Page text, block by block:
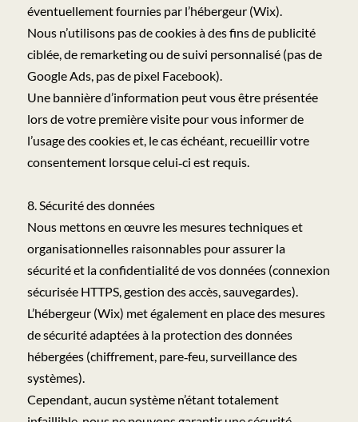
éventuellement fournies par l’hébergeur (Wix).
Nous n’utilisons pas de cookies à des fins de publicité
ciblée, de remarketing ou de suivi personnalisé (pas de
Google Ads, pas de pixel Facebook).
Une bannière d’information peut vous être présentée
lors de votre première visite pour vous informer de
l’usage des cookies et, le cas échéant, recueillir votre
consentement lorsque celui‑ci est requis.
8. Sécurité des données
Nous mettons en œuvre les mesures techniques et
organisationnelles raisonnables pour assurer la
sécurité et la confidentialité de vos données (connexion
sécurisée HTTPS, gestion des accès, sauvegardes).
L’hébergeur (Wix) met également en place des mesures
de sécurité adaptées à la protection des données
hébergées (chiffrement, pare‑feu, surveillance des
systèmes).
Cependant, aucun système n’étant totalement